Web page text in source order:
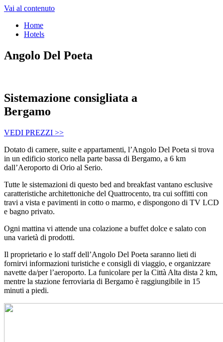
Vai al contenuto
Home
Hotels
Angolo Del Poeta
Sistemazione consigliata a
Bergamo
VEDI PREZZI >>
Dotato di camere, suite e appartamenti, l’Angolo Del Poeta si trova
in un edificio storico nella parte bassa di Bergamo, a 6 km
dall’Aeroporto di Orio al Serio.
Tutte le sistemazioni di questo bed and breakfast vantano esclusive
caratteristiche architettoniche del Quattrocento, tra cui soffitti con
travi a vista e pavimenti in cotto o marmo, e dispongono di TV LCD
e bagno privato.
Ogni mattina vi attende una colazione a buffet dolce e salato con
una varietà di prodotti.
Il proprietario e lo staff dell’Angolo Del Poeta saranno lieti di
fornirvi informazioni turistiche e consigli di viaggio, e organizzare
navette da/per l’aeroporto. La funicolare per la Città Alta dista 2 km,
mentre la stazione ferroviaria di Bergamo è raggiungibile in 15
minuti a piedi.